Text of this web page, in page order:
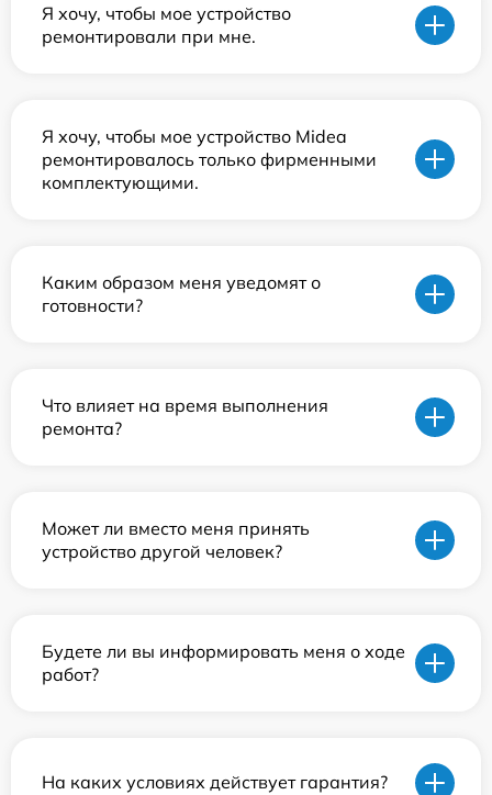
Я хочу, чтобы мое устройство
ремонтировали при мне.
Я хочу, чтобы мое устройство Midea
ремонтировалось только фирменными
комплектующими.
Каким образом меня уведомят о
готовности?
Что влияет на время выполнения
ремонта?
Может ли вместо меня принять
устройство другой человек?
Будете ли вы информировать меня о ходе
работ?
На каких условиях действует гарантия?